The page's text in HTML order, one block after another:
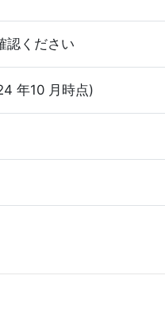
認ください
年10 月時点)